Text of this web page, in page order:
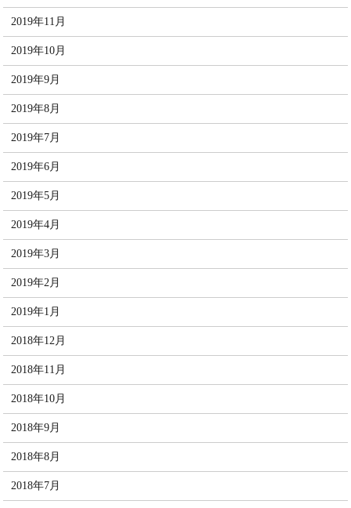
2019年11月
2019年10月
2019年9月
2019年8月
2019年7月
2019年6月
2019年5月
2019年4月
2019年3月
2019年2月
2019年1月
2018年12月
2018年11月
2018年10月
2018年9月
2018年8月
2018年7月